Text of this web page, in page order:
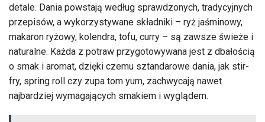
detale. Dania powstają według sprawdzonych, tradycyjnych
przepisów, a wykorzystywane składniki – ryż jaśminowy,
makaron ryżowy, kolendra, tofu, curry – są zawsze świeże i
naturalne. Każda z potraw przygotowywana jest z dbałością
o smak i aromat, dzięki czemu sztandarowe dania, jak stir-
fry, spring roll czy zupa tom yum, zachwycają nawet
najbardziej wymagających smakiem i wyglądem.